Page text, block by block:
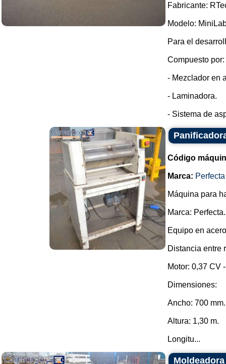
Fabricante:
Modelo:
Para el
Compuesto por:
- Mezclador en
- Laminadora.
- Sistema de
Código
Marca: Perfecta
Máquina para
Marca: Perfecta.
Equipo en
Distancia entre
Motor: 0,37 CV
Dimensiones:
Ancho: 700 mm.
Altura: 1,30 m.
Longitu...